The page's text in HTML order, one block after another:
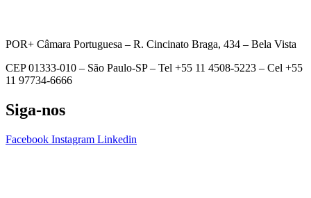
POR+ Câmara Portuguesa – R. Cincinato Braga, 434 – Bela Vista
CEP 01333-010 – São Paulo-SP – Tel +55 11 4508-5223 – Cel +55
11 97734-6666
Siga-nos
Facebook Instagram Linkedin